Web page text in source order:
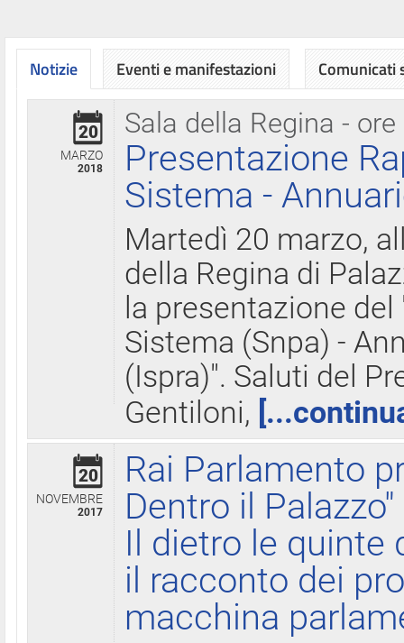
Notizie
Sala della Regina - ore
20
MARZO
2018
Presentazione
Sistema -
Martedì 20 marzo,
della Regina di
la presentazione
Sistema (Snpa) -
(Ispra)". Saluti del
Gentiloni,
20
NOVEMBRE
2017
Rai Parlamento
Dentro il Palazzo"
Il dietro le quinte
il racconto dei
macchina
Eventi e manifestazioni Comunicati